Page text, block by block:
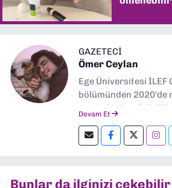
GAZETECİ
Ömer Ceylan
Ege Üniversitesi İLEF
bölümünden 2020'de
gazetelerde
editörlük yapıyorum.
Devam Et
Bunlar da ilginizi çekebilir